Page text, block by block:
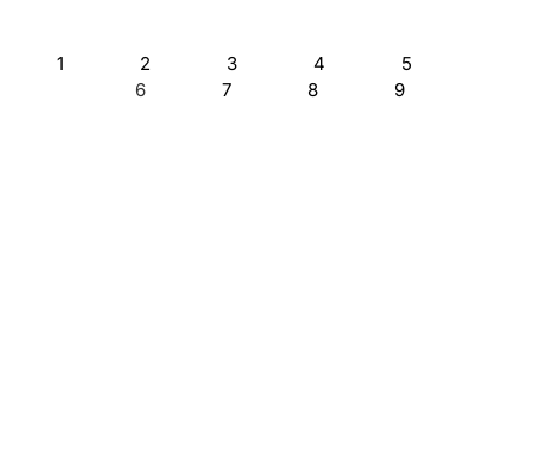
1 2 3 4
5
6
7 8 9